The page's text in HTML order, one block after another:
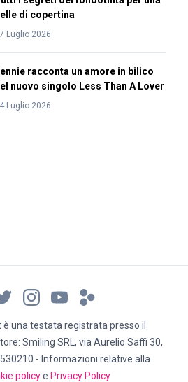
di copertina
Luglio 2026
racconta un amore in bilico
nuovo singolo Less Than A Lover
Luglio 2026
una testata registrata presso il
Smiling SRL, via Aurelio Saffi 30,
- Informazioni relative alla
policye Privacy Policy